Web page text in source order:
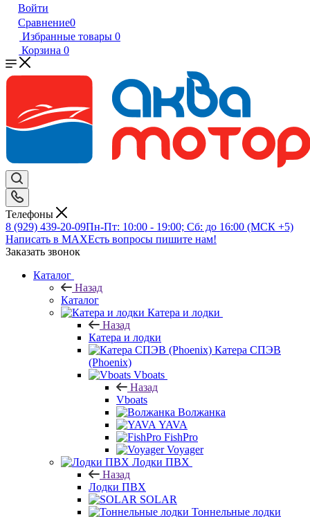
Войти
Сравнение0
Избранные товары 0
Корзина 0
Телефоны
8 (929) 439-20-09Пн-Пт: 10:00 - 19:00; Сб: до 16:00 (МСК +5)
Написать в MAXЕсть вопросы пишите нам!
Заказать звонок
Каталог
Назад
Каталог
Катера и лодки
Назад
Катера и лодки
Катера СПЭВ
(Phoenix)
Vboats
Назад
Vboats
Волжанка
YAVA
FishPro
Voyager
Лодки ПВХ
Назад
Лодки ПВХ
SOLAR
Тоннельные лодки